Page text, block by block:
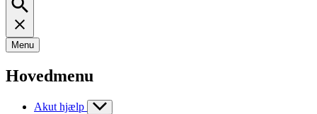
Menu
Hovedmenu
Akut hjælp